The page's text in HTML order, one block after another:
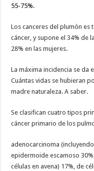
55-75%.
Los canceres del plumón es
cáncer, y supone el 34% de
28% en las mujeres.
La máxima incidencia se da
Cuántas vidas se hubieran
madre naturaleza. A saber.
Se clasifican cuatro tipos
cáncer primario de los
adenocarcinoma
epidermoide escamoso
células en avena) 17%, de